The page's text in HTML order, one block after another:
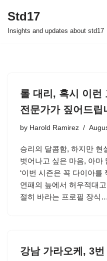
Skip
Std17
Insights and updates about std17
롤 대리, 혹시 이런
전문가가 짚어드립
by Harold Ramirez
승리의 달콤함, 하지만 현
벗어나고 싶은 마음, 아마
‘이번 시즌은 꼭 다이아를
연패의 늪에서 허우적대
절히 바라는 프로필 장
강남 가라오케, 3